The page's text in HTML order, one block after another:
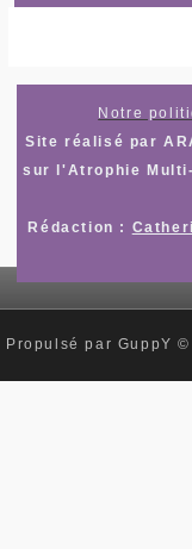
Notre
Site réalisé par
sur l'Atrophie
Rédaction :
Propulsé par GuppY©